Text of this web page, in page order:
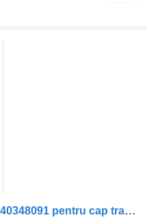
Izolaţie Colt bara fata stanga 40348091 pentru cap tractor Scania